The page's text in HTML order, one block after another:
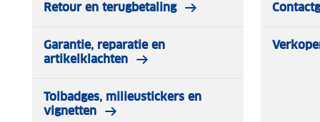
Draadloze RF koppeling- Koppel deze melder
H10-W hittemelders of C10-W koolmonoxidemelders.
alle gekoppelde melders direct af.
Smart home- Koppel de S10-W rookmelder met de
Retour en terugbetaling
Garantie, reparatie en
artikelklachten
Tolbadges, milieustickers en
vignetten